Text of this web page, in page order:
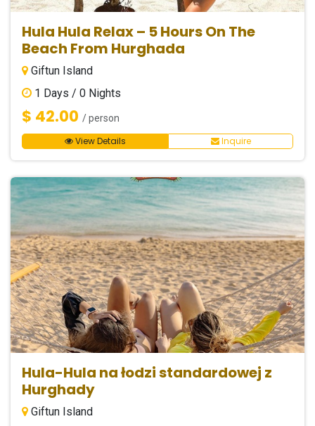
Hula Hula Relax – 5 Hours On The
Beach From Hurghada
Giftun Island
1 Days / 0 Nights
$ 42.00 / person
View Details Inquire
Hula-Hula na łodzi standardowej z
Hurghady
Giftun Island